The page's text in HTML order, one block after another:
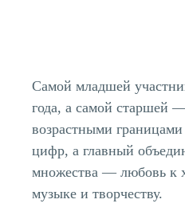
Самой младшей
года, а самой старшей
возрастными
цифр, а главный
множества — любовь к
музыке и творчеству.